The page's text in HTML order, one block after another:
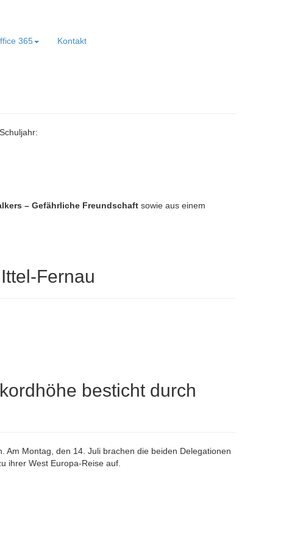
365 Kontakt
– Gefährliche Freundschaft sowie aus einem
Fernau
besticht durch
Montag, den 14. Juli brachen die beiden Delegationen
ihrer West Europa-Reise auf.